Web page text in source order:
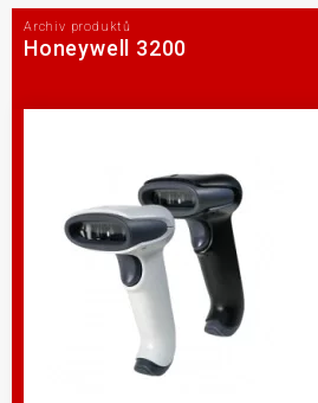
Archiv produktů
Honeywell 3200